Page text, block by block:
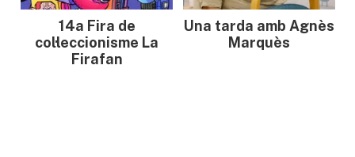
14a Fira de
col·leccionisme La
Firafan
Una tarda amb Agnès
Marquès